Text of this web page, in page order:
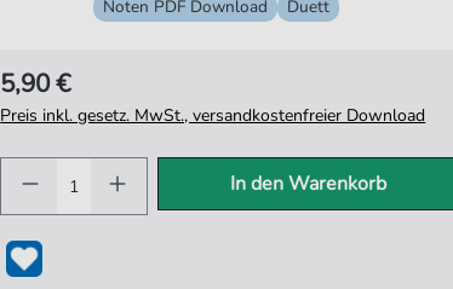
Noten PDF Download Duett
5,90 €
Preis inkl. gesetz. MwSt., versandkostenfreier Download
In den Warenkorb